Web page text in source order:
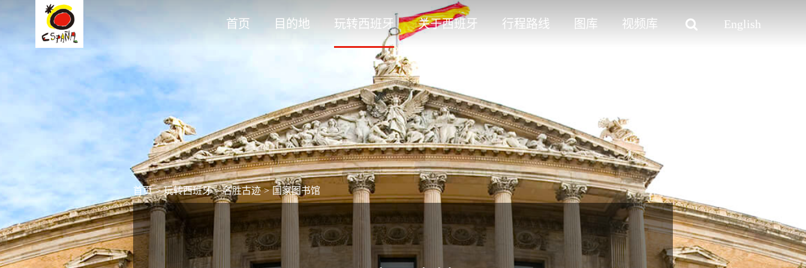
首页 目的地 玩转西班牙 关于西班牙 行程路线 图库 视频库 English
首页 > 玩转西班牙 > 名胜古迹 > 国家图书馆